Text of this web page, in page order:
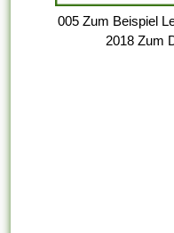
005 Zum Beispiel
2018 Zum